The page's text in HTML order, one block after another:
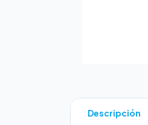
Descripción